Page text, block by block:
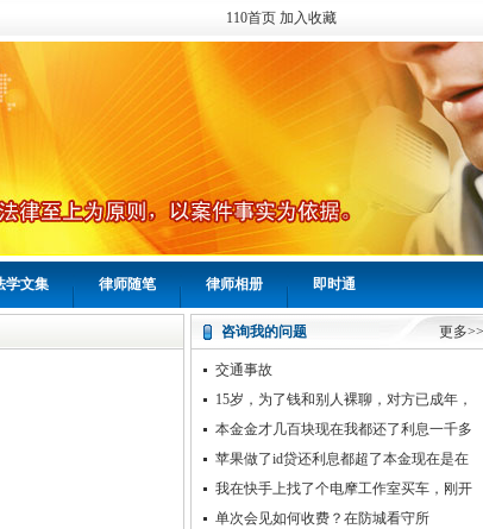
110首页 加入收藏
学文集 律师随笔 律师相册 即时通
咨询我的问题 更多>>
交通事故
15岁，为了钱和别人裸聊，对方已成年，
对方犯法吗？如果犯法，
本金金才几百块现在我都还了利息一千多
了，那本金我还要还吗？
苹果做了id贷还利息都超了本金现在是在
不想还了，他们属于高利
我在快手上找了个电摩工作室买车，刚开
始给完尾款等了差不多一个月了
单次会见如何收费？在防城看守所